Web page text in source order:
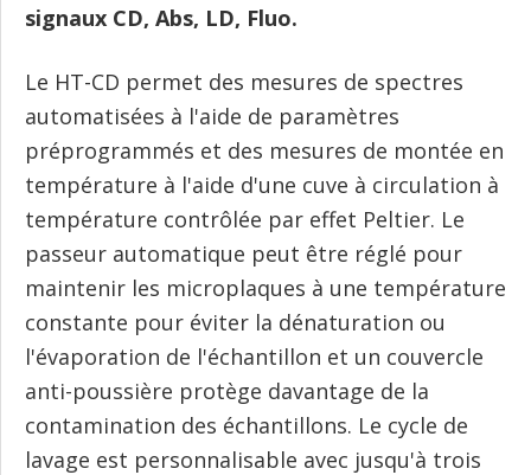
signaux CD, Abs, LD, Fluo.
Le HT-CD permet des mesures de spectres
automatisées à l'aide de paramètres
préprogrammés et des mesures de montée en
température à l'aide d'une cuve à circulation à
température contrôlée par effet Peltier. Le
passeur automatique peut être réglé pour
maintenir les microplaques à une température
constante pour éviter la dénaturation ou
l'évaporation de l'échantillon et un couvercle
anti-poussière protège davantage de la
contamination des échantillons. Le cycle de
lavage est personnalisable avec jusqu'à trois